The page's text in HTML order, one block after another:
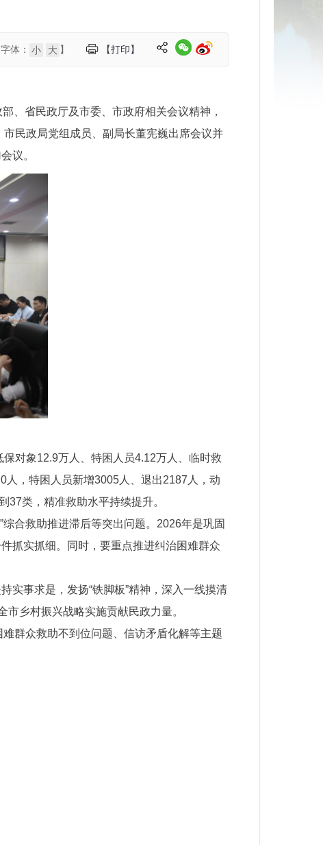
【打印】
字体： 小 大 】
、省民政厅及市委、市政府相关会议精神，
民政局党组成员、副局长董宪巍出席会议并
议。
对象12.9万人、特困人员4.12万人、临时救
人，特困人员新增3005人、退出2187人，动
37类，精准救助水平持续提升。
合救助推进滞后等突出问题。2026年是巩固
抓实抓细。同时，要重点推进纠治困难群众
实事求是，发扬“铁脚板”精神，深入一线摸清
乡村振兴战略实施贡献民政力量。
群众救助不到位问题、信访矛盾化解等主题